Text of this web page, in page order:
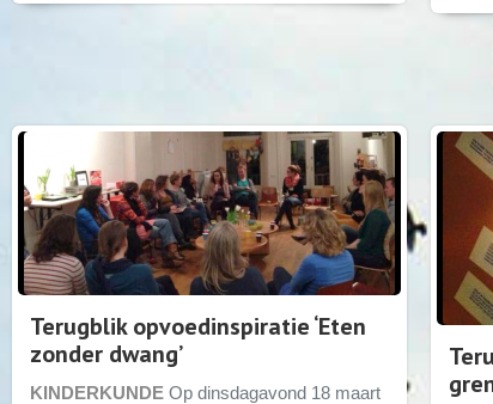
Terugblik opvoedinspiratie ‘Eten
zonder dwang’
KINDERKUNDE Op dinsdagavond 18 maart